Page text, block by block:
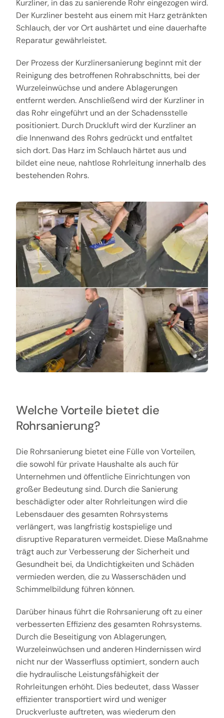
Kurzliner, in das zu sanierende Rohr eingezogen wird.
Der Kurzliner besteht aus einem mit Harz getränkten
Schlauch, der vor Ort aushärtet und eine dauerhafte
Reparatur gewährleistet.
Der Prozess der Kurzlinersanierung beginnt mit der
Reinigung des betroffenen Rohrabschnitts, bei der
Wurzeleinwüchse und andere Ablagerungen
entfernt werden. Anschließend wird der Kurzliner in
das Rohr eingeführt und an der Schadensstelle
positioniert. Durch Druckluft wird der Kurzliner an
die Innenwand des Rohrs gedrückt und entfaltet
sich dort. Das Harz im Schlauch härtet aus und
bildet eine neue, nahtlose Rohrleitung innerhalb des
bestehenden Rohrs.
Welche Vorteile bietet die
Rohrsanierung?
Die Rohrsanierung bietet eine Fülle von Vorteilen,
die sowohl für private Haushalte als auch für
Unternehmen und öffentliche Einrichtungen von
großer Bedeutung sind. Durch die Sanierung
beschädigter oder alter Rohrleitungen wird die
Lebensdauer des gesamten Rohrsystems
verlängert, was langfristig kostspielige und
disruptive Reparaturen vermeidet. Diese Maßnahme
trägt auch zur Verbesserung der Sicherheit und
Gesundheit bei, da Undichtigkeiten und Schäden
vermieden werden, die zu Wasserschäden und
Schimmelbildung führen können.
Darüber hinaus führt die Rohrsanierung oft zu einer
verbesserten Effizienz des gesamten Rohrsystems.
Durch die Beseitigung von Ablagerungen,
Wurzeleinwüchsen und anderen Hindernissen wird
nicht nur der Wasserfluss optimiert, sondern auch
die hydraulische Leistungsfähigkeit der
Rohrleitungen erhöht. Dies bedeutet, dass Wasser
effizienter transportiert wird und weniger
Druckverluste auftreten, was wiederum den